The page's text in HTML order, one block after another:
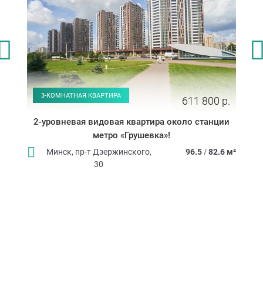
3-КОМНАТНАЯ КВАРТИРА 611 800 р.
2-уровневая видовая квартира около станции
метро «Грушевка»!
Минск, пр-т Дзержинского,
30
96.5/82.6 м²